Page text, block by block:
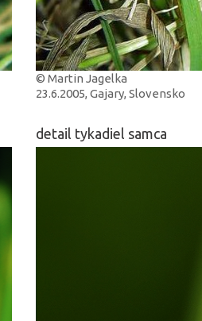
© Martin Jagelka
23.6.2005, Gajary, Slovensko
detail tykadiel samca